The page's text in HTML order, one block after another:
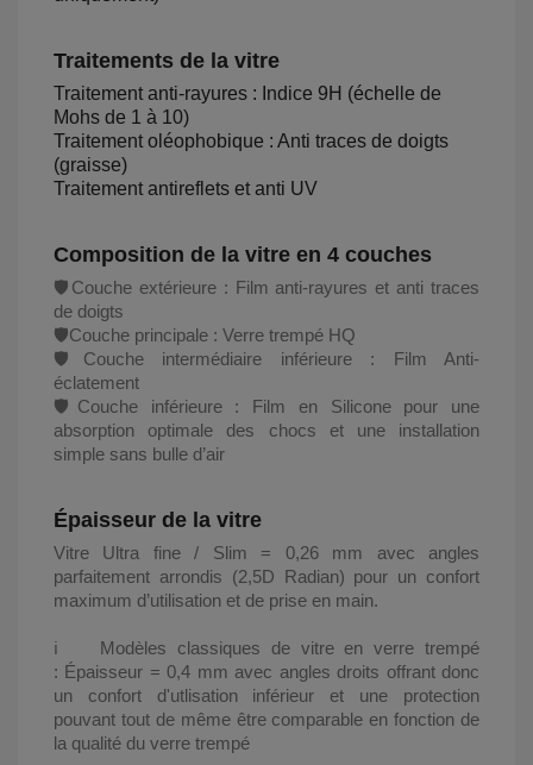
Traitements de la vitre
Traitement anti-rayures : Indice 9H (échelle de
Mohs de 1 à 10)
Traitement oléophobique : Anti traces de doigts
(graisse)
Traitement antireflets et anti UV
Composition de la vitre en 4 couches
🛡️Couche extérieure : Film anti-rayures et anti traces
de doigts
🛡️Couche principale : Verre trempé HQ
🛡️Couche intermédiaire inférieure : Film Anti-
éclatement
🛡️Couche inférieure : Film en Silicone pour une
absorption optimale des chocs et une installation
simple sans bulle d’air
Épaisseur de la vitre
Vitre Ultra fine / Slim = 0,26 mm avec angles
parfaitement arrondis (2,5D Radian) pour un confort
maximum d’utilisation et de prise en main.
ℹ️ Modèles classiques de vitre en verre trempé
: Épaisseur = 0,4 mm avec angles droits offrant donc
un confort d'utlisation inférieur et une protection
pouvant tout de même être comparable en fonction de
la qualité du verre trempé